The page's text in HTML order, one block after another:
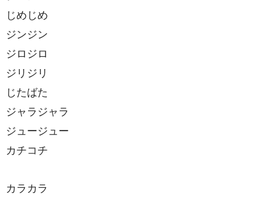
じめじめ
ジンジン
ジロジロ
ジリジリ
じたばた
ジャラジャラ
ジュージュー
カチコチ
カラカラ